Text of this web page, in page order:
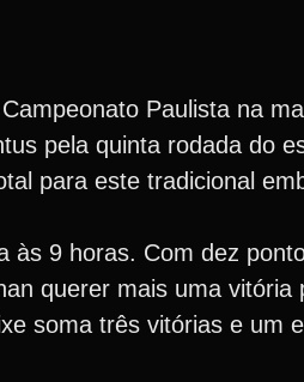
Paulista na
pela quinta rodada do
para este tradicional
às 9 horas. Com dez
querer mais uma vitória
soma três vitórias e um